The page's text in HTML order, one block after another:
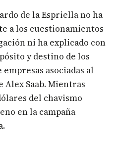
de la Espriella no ha
a los cuestionamientos
ni ha explicado con
y destino de los
asociadas al
Saab. Mientras
del chavismo
en la campaña